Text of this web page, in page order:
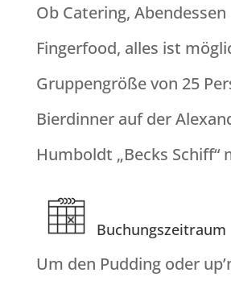
Ob Catering,
Fingerfood, alles ist
Gruppengröße von 25
Bierdinner auf der
Humboldt „Becks Schiff“
Buchungszeitraum
Um den Pudding oder